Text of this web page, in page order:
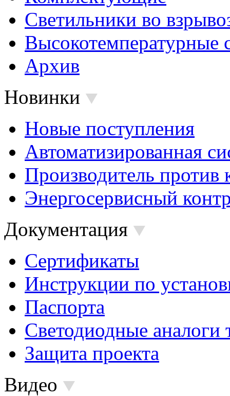
Светильники во
Высокотемпературные
Архив
Новинки
Новые поступления
Автоматизированная
Производитель против
Энергосервисный
Документация
Сертификаты
Инструкции по
Паспорта
Светодиодные аналоги
Защита проекта
Видео